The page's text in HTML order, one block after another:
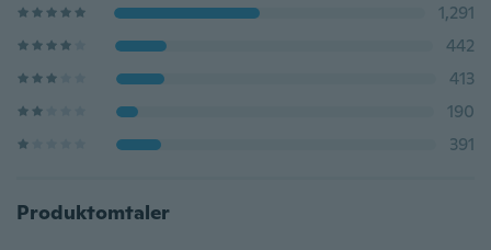
1,291
442
413
190
391
Produktomtaler